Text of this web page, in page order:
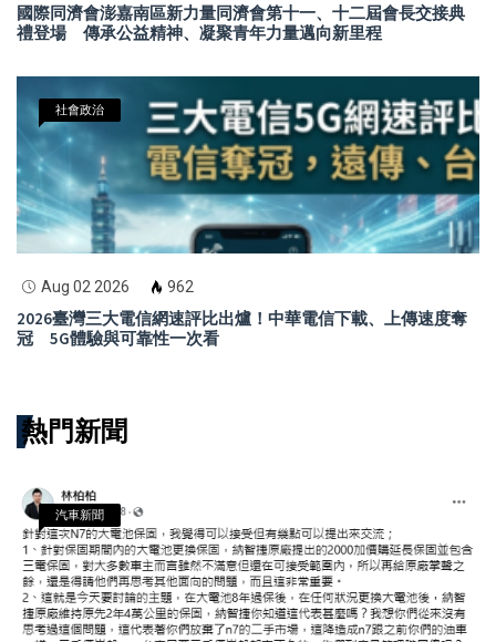
國際同濟會澎嘉南區新力量同濟會第十一、十二屆會長交接典
禮登場 傳承公益精神、凝聚青年力量邁向新里程
社會政治
Aug 02 2026 962
2026臺灣三大電信網速評比出爐！中華電信下載、上傳速度奪
冠 5G體驗與可靠性一次看
熱門新聞
汽車新聞